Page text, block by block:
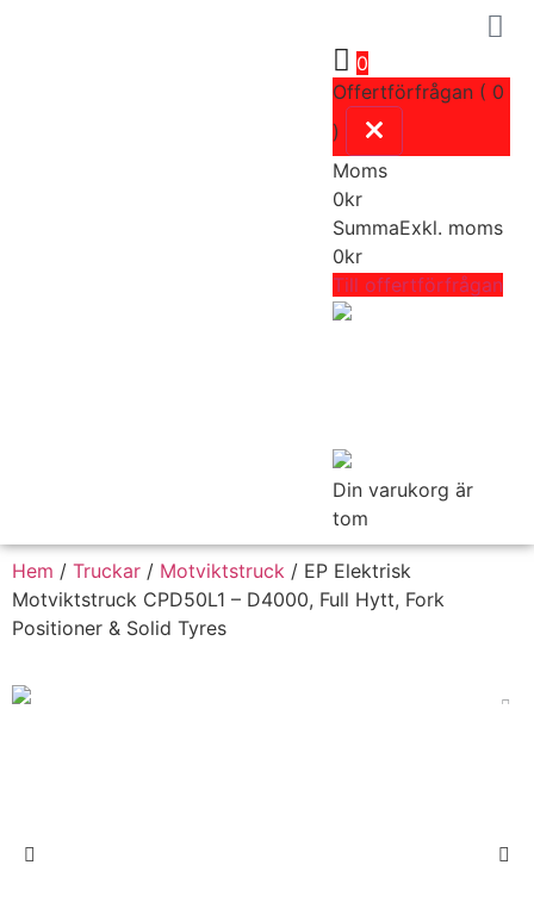
0
Offertförfrågan ( 0
)
Moms
0kr
SummaExkl. moms
0kr
Till offertförfrågan
Din varukorg är
tom
Hem / Truckar / Motviktstruck / EP Elektrisk
Motviktstruck CPD50L1 – D4000, Full Hytt, Fork
Positioner & Solid Tyres